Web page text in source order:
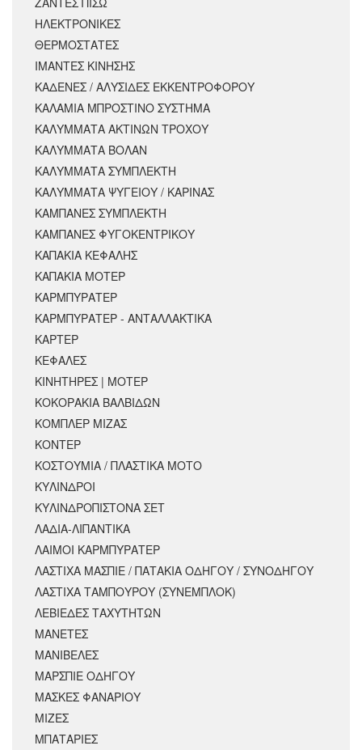
ΗΛΕΚΤΡΟΝΙΚΕΣ
ΘΕΡΜΟΣΤΑΤΕΣ
ΙΜΑΝΤΕΣ ΚΙΝΗΣΗΣ
ΚΑΔΕΝΕΣ / ΑΛΥΣΙΔΕΣ ΕΚΚΕΝΤΡΟΦΟΡΟΥ
ΚΑΛΑΜΙΑ ΜΠΡΟΣΤΙΝΟ ΣΥΣΤΗΜΑ
ΚΑΛΥΜΜΑΤΑ ΑΚΤΙΝΩΝ ΤΡΟΧΟΥ
ΚΑΛΥΜΜΑΤΑ ΒΟΛΑΝ
ΚΑΛΥΜΜΑΤΑ ΣΥΜΠΛΕΚΤΗ
ΚΑΛΥΜΜΑΤΑ ΨΥΓΕΙΟΥ / ΚΑΡΙΝΑΣ
ΚΑΜΠΑΝΕΣ ΣΥΜΠΛΕΚΤΗ
ΚΑΜΠΑΝΕΣ ΦΥΓΟΚΕΝΤΡΙΚΟΥ
ΚΑΠΑΚΙΑ ΚΕΦΑΛΗΣ
ΚΑΠΑΚΙΑ ΜΟΤΕΡ
ΚΑΡΜΠΥΡΑΤΕΡ
ΚΑΡΜΠΥΡΑΤΕΡ - ΑΝΤΑΛΛΑΚΤΙΚΑ
ΚΑΡΤΕΡ
ΚΕΦΑΛΕΣ
ΚΙΝΗΤΗΡΕΣ | ΜΟΤΕΡ
ΚΟΚΟΡΑΚΙΑ ΒΑΛΒΙΔΩΝ
ΚΟΜΠΛΕΡ ΜΙΖΑΣ
ΚΟΝΤΕΡ
ΚΟΣΤΟΥΜΙΑ / ΠΛΑΣΤΙΚΑ ΜΟΤΟ
ΚΥΛΙΝΔΡΟΙ
ΚΥΛΙΝΔΡΟΠΙΣΤΟΝΑ ΣΕΤ
ΛΑΔΙΑ-ΛΙΠΑΝΤΙΚΑ
ΛΑΙΜΟΙ ΚΑΡΜΠΥΡΑΤΕΡ
ΛΑΣΤΙΧΑ ΜΑΣΠΙΕ / ΠΑΤΑΚΙΑ ΟΔΗΓΟΥ / ΣΥΝΟΔΗΓΟΥ
ΛΑΣΤΙΧΑ ΤΑΜΠΟΥΡΟΥ (ΣΥΝΕΜΠΛΟΚ)
ΛΕΒΙΕΔΕΣ ΤΑΧΥΤΗΤΩΝ
ΜΑΝΕΤΕΣ
ΜΑΝΙΒΕΛΕΣ
ΜΑΡΣΠΙΕ ΟΔΗΓΟΥ
ΜΑΣΚΕΣ ΦΑΝΑΡΙΟΥ
ΜΙΖΕΣ
ΜΠΑΤΑΡΙΕΣ